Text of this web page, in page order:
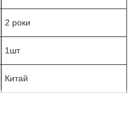
2 роки
1шт
Китай